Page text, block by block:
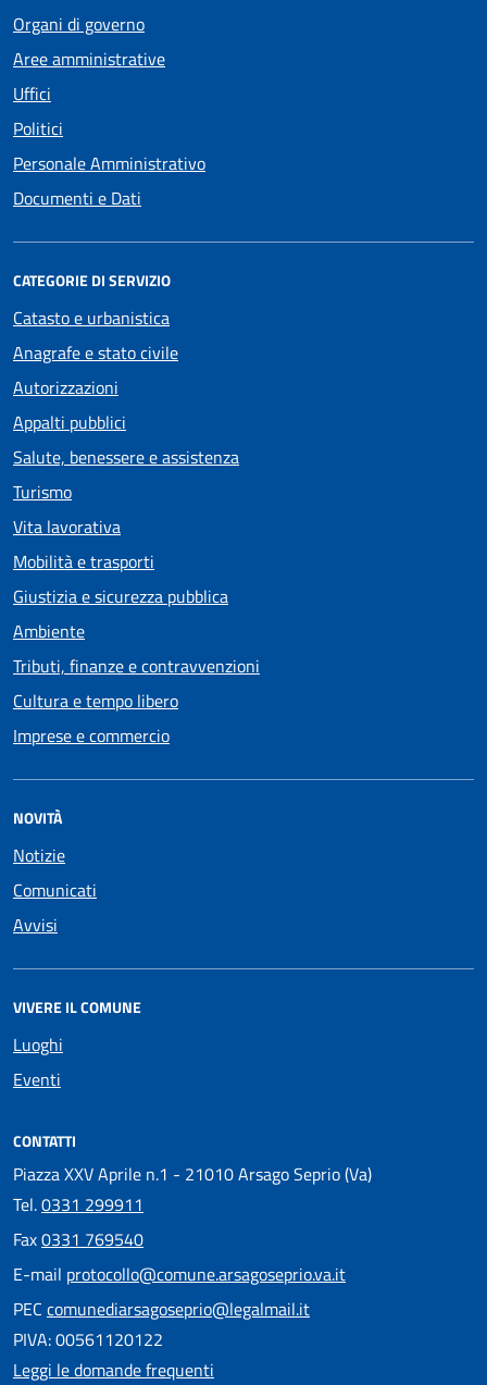
Organi di governo
Aree amministrative
Uffici
Politici
Personale Amministrativo
Documenti e Dati
CATEGORIE DI SERVIZIO
Catasto e urbanistica
Anagrafe e stato civile
Autorizzazioni
Appalti pubblici
Salute, benessere e assistenza
Turismo
Vita lavorativa
Mobilità e trasporti
Giustizia e sicurezza pubblica
Ambiente
Tributi, finanze e contravvenzioni
Cultura e tempo libero
Imprese e commercio
NOVITÀ
Notizie
Comunicati
Avvisi
VIVERE IL COMUNE
Luoghi
Eventi
CONTATTI
Piazza XXV Aprile n.1 - 21010 Arsago Seprio (Va)
Tel.0331 299911
Fax0331 769540
E-mail protocollo@comune.arsagoseprio.va.it
PEC comunediarsagoseprio@legalmail.it
PIVA: 00561120122
Leggi le domande frequenti